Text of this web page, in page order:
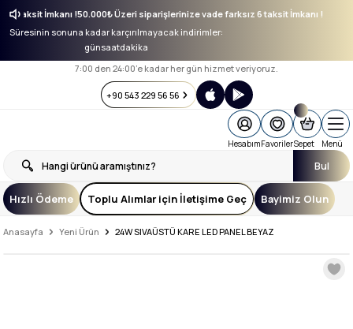
6 taksit İmkanı !50.000₺ Üzeri siparişlerinize vade farksız 6 taksit İmkanı !
Süresinin sonuna kadar karçırılmayacak indirimler:
günsaatdakika
7:00 den 24:00’e kadar her gün hizmet veriyoruz.
+90 543 229 56 56
Bul
HesabımFavorilerSepet Menü
Hızlı Ödeme Toplu Alımlar için İletişime Geç Bayimiz Olun
Anasayfa Yeni Ürün 24W SIVAÜSTÜ KARE LED PANEL BEYAZ